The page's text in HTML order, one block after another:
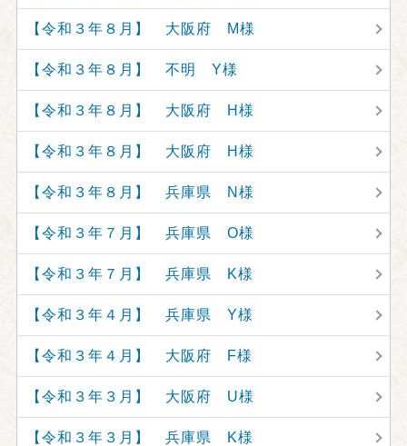
【令和３年８月】 大阪府 M様
【令和３年８月】 不明 Y様
【令和３年８月】 大阪府 H様
【令和３年８月】 大阪府 H様
【令和３年８月】 兵庫県 N様
【令和３年７月】 兵庫県 O様
【令和３年７月】 兵庫県 K様
【令和３年４月】 兵庫県 Y様
【令和３年４月】 大阪府 F様
【令和３年３月】 大阪府 U様
【令和３年３月】 兵庫県 K様